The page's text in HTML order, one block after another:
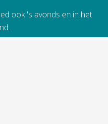
ook 's avonds en in het